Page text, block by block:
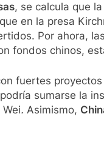
, se calcula que
en la presa
Por ahora,
fondos chinos,
fuertes
sumarse la
. Asimismo,